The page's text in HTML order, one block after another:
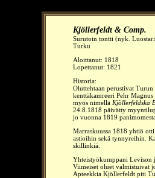
Kjöllerfeldt & Comp.
Surutoin tontti (nyk.
Turku
Aloittanut: 1818
Lopettanut: 1821
Historia:
Oluttehtaan perustivat
kenttäkamreeri Pehr
myös nimellä Kjöllerfeldska
24.8.1818 päivätty
jo vuonna 1819
Marraskuussa 1818 yhtiö
astioihin sekä tynnyreihin.
skillinkiä.
Yhteistyökumppani Levison
Viimeiset oluet valmistuivat
Apteekkia Kjöllerfeldt piti